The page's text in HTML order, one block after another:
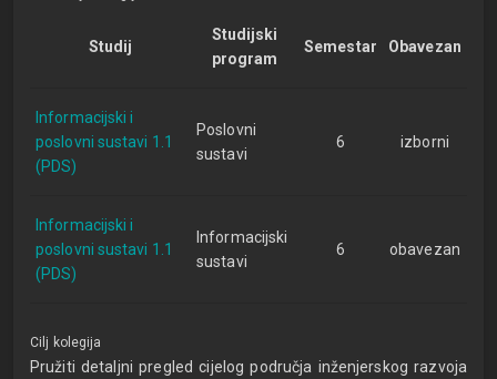
Studij
Studijski
program
Semestar Obavezan
Informacijski i
poslovni sustavi 1.1
(PDS)
Poslovni
sustavi
6 izborni
Informacijski i
poslovni sustavi 1.1
(PDS)
Informacijski
sustavi
6 obavezan
Cilj kolegija
Pružiti detaljni pregled cijelog područja inženjerskog razvoja